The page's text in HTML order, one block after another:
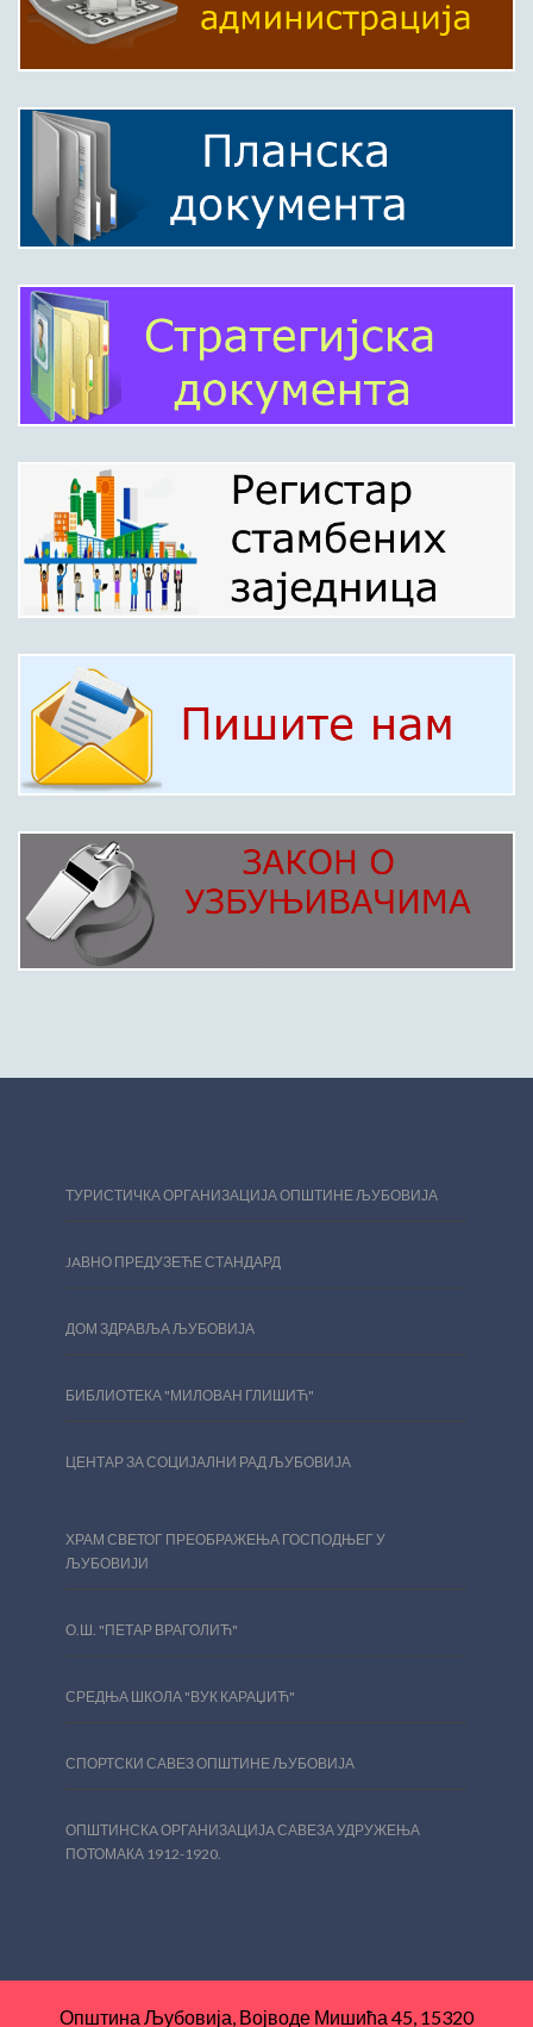
ТУРИСТИЧКА ОРГАНИЗАЦИЈА ОПШТИНЕ ЉУБОВИЈА
JAВНО ПРЕДУЗЕЋЕ СТАНДАРД
ДОМ ЗДРАВЉА ЉУБОВИЈА
БИБЛИОТЕКА "МИЛОВАН ГЛИШИЋ"
ЦЕНТАР ЗА СОЦИЈАЛНИ РАД ЉУБОВИЈА
ХРАМ СВЕТОГ ПРЕОБРАЖЕЊА ГОСПОДЊЕГ У
ЉУБОВИЈИ
О.Ш. "ПЕТАР ВРАГОЛИЋ"
СРЕДЊА ШКОЛА "ВУК КАРАЏИЋ"
СПОРТСКИ САВЕЗ ОПШТИНЕ ЉУБОВИЈА
ОПШТИНСКA ОРГАНИЗАЦИЈA САВЕЗА УДРУЖЕЊА
ПОТОМАКА 1912-1920.
Општина Љубовија, Војводе Мишића 45, 15320